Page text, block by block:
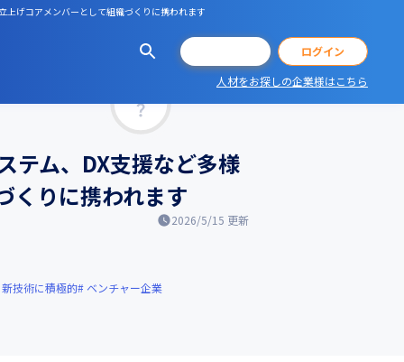
上げコアメンバーとして組織づくりに携われます
ログイン
人材をお探しの企業様はこちら
テム、DX支援など多様
くりに携われます
2026/5/15 更新
新技術に積極的
ベンチャー企業